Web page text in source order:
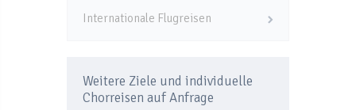
Internationale Flugreisen
Weitere Ziele und individuelle
Chorreisen auf Anfrage